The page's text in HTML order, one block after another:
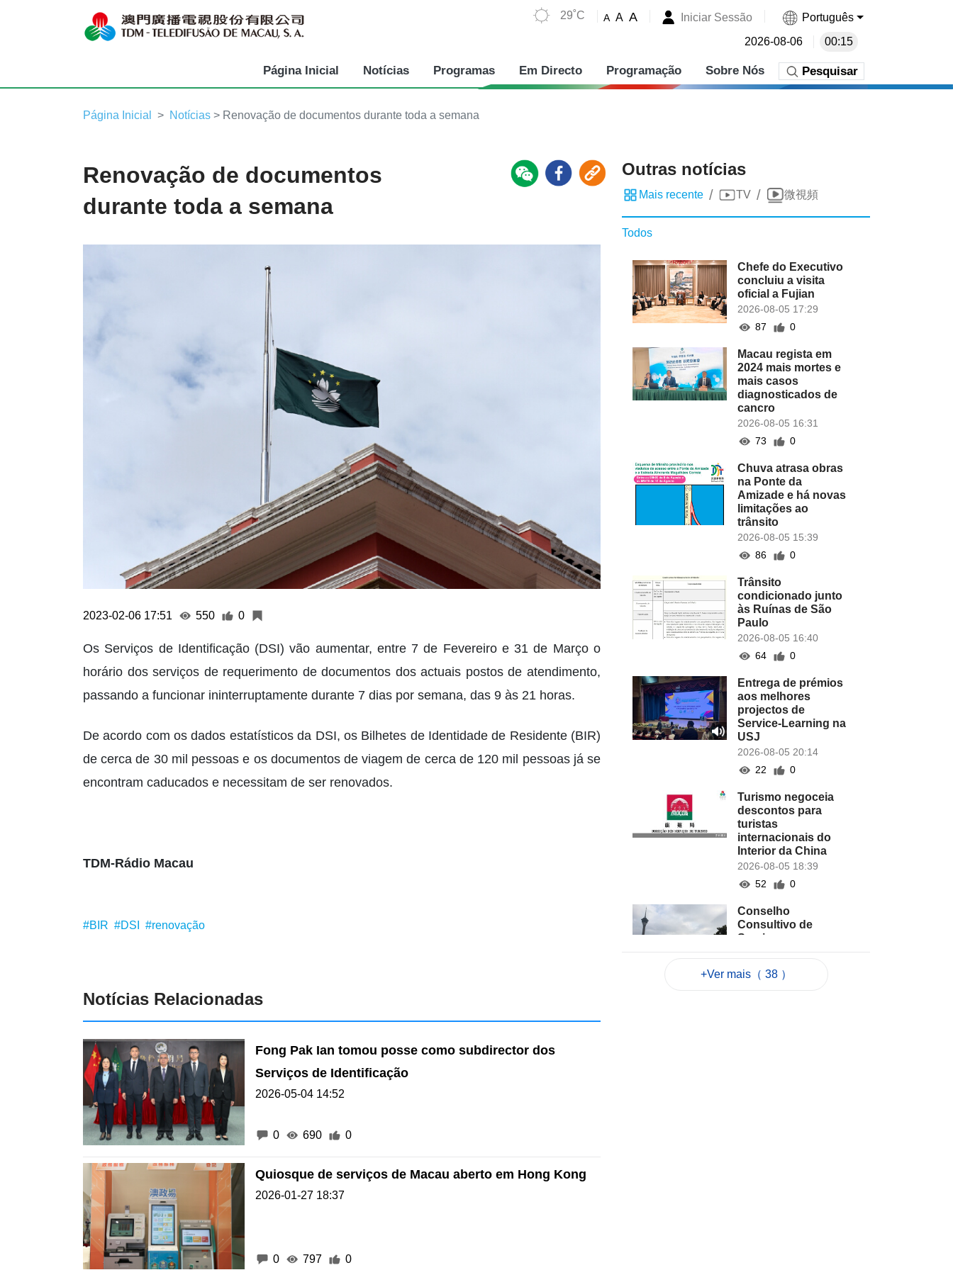
29˚C A A A Iniciar Sessão Português
2026-08-06 00:15
Página Inicial Notícias Programas Em Directo Programação Sobre Nós Pesquisar
Página Inicial Notícias > Renovação de documentos durante toda a semana
Renovação de documentos
durante toda a semana
2023-02-06 17:51 550 0
Os Serviços de Identificação (DSI) vão aumentar, entre 7 de Fevereiro e 31 de Março o
horário dos serviços de requerimento de documentos dos actuais postos de atendimento,
passando a funcionar ininterruptamente durante 7 dias por semana, das 9 às 21 horas.
De acordo com os dados estatísticos da DSI, os Bilhetes de Identidade de Residente (BIR)
de cerca de 30 mil pessoas e os documentos de viagem de cerca de 120 mil pessoas já se
encontram caducados e necessitam de ser renovados.
TDM-Rádio Macau
#BIR #DSI #renovação
Notícias Relacionadas
Fong Pak Ian tomou posse como subdirector dos
Serviços de Identificação
2026-05-04 14:52
0 690 0
Quiosque de serviços de Macau aberto em Hong Kong
2026-01-27 18:37
0 797 0
Outras notícias
Mais recente / TV / 微視頻
Todos
Chefe do Executivo
concluiu a visita
oficial a Fujian
2026-08-05 17:29
87
0
Macau regista em
2024 mais mortes e
mais casos
diagnosticados de
cancro
2026-08-05 16:31
73
0
Chuva atrasa obras
na Ponte da
Amizade e há novas
limitações ao
trânsito
2026-08-05 15:39
86
0
Trânsito
condicionado junto
às Ruínas de São
Paulo
2026-08-05 16:40
64
0
Entrega de prémios
aos melhores
projectos de
Service-Learning na
USJ
2026-08-05 20:14
22
0
Turismo negoceia
descontos para
turistas
internacionais do
Interior da China
2026-08-05 18:39
52
0
Conselho
Consultivo de
Serviços
optimizar percurso
+Ver mais（ 38 ）